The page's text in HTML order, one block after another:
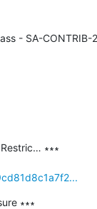
- SA-CONTRIB-
∗∗∗
∗∗∗